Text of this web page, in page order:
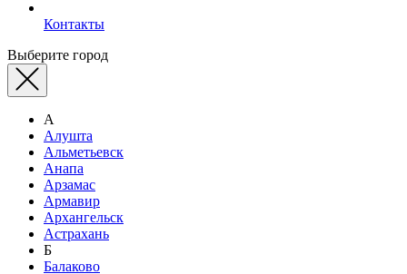
Контакты
Выберите город
А
Алушта
Альметьевск
Анапа
Арзамас
Армавир
Архангельск
Астрахань
Б
Балаково